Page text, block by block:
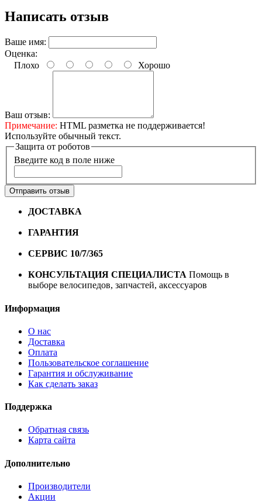
Написать отзыв
Ваше имя:
Оценка:
Плохо
Хорошо
Ваш отзыв:
Примечание: HTML разметка не поддерживается!
Используйте обычный текст.
Защита от роботов
Введите код в поле ниже
Отправить отзыв
ДОСТАВКА
ГАРАНТИЯ
СЕРВИС 10/7/365
КОНСУЛЬТАЦИЯ СПЕЦИАЛИСТА Помощь в
выборе велосипедов, запчастей, аксессуаров
Информация
О нас
Доставка
Оплата
Пользовательское соглашение
Гарантия и обслуживание
Как сделать заказ
Поддержка
Обратная связь
Карта сайта
Дополнительно
Производители
Акции